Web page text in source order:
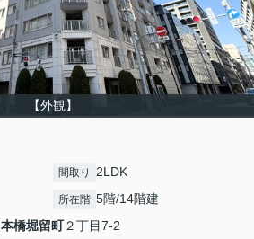
【外観】
間取り 2LDK
所在階 5階/14階建
本橋堀留町２丁目7-2